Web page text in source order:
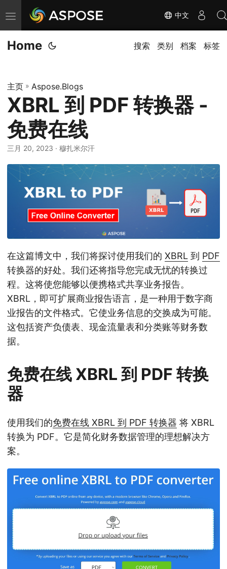
切
换
导
中文
Home 搜索 类别 档案 标签
主页 » Aspose.Blogs
XBRL 到 PDF 转换器 -
免费在线
三月 20, 2023 · 穆扎米尔汗
在这篇博文中，我们将探讨使用我们的 XBRL 到 PDF
转换器的好处。我们还将指导您完成无忧的转换过
程。这将使您能够以便携格式共享业务报告。
XBRL，即可扩展商业报告语言，是一种用于数字商
业报告的文件格式。它使业务信息的交换成为可能。
这包括资产负债表、现金流量表和分类账等财务数
据。
免费在线 XBRL 到 PDF 转换
器
使用我们的免费在线 XBRL 到 PDF 转换器 将 XBRL
转换为 PDF。它是简化财务数据管理的理想解决方
案。